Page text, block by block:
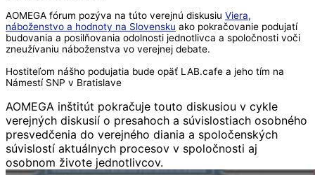
AOMEGA fórum pozýva na túto verejnú diskusiu Viera,
náboženstvo a hodnoty na Slovensku ako pokračovanie podujatí
budovania a posilňovania odolnosti jednotlivca a spoločnosti voči
zneužívaniu náboženstva vo verejnej debate.
Hostiteľom nášho podujatia bude opäť LAB.cafe a jeho tím na
Námestí SNP v Bratislave
AOMEGA inštitút pokračuje touto diskusiou v cykle
verejných diskusií o presahoch a súvislostiach osobného
presvedčenia do verejného diania a spoločenských
súvislostí aktuálnych procesov v spoločnosti aj
osobnom živote jednotlivcov.